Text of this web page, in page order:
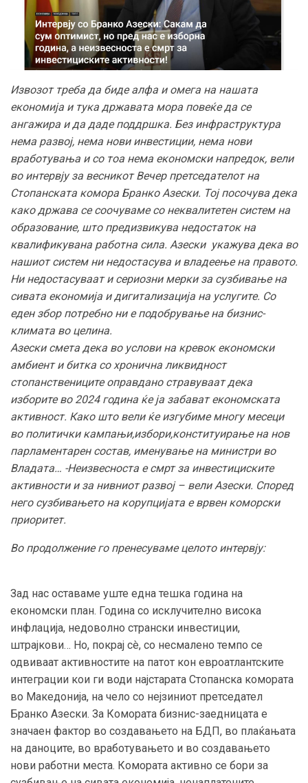
Извозот треба да биде алфа и омега на нашата
економија и тука државата мора повеќе да се
ангажира и да даде поддршка. Без инфраструктура
нема развој, нема нови инвестиции, нема нови
вработувања и со тоа нема економски напредок, вели
во интервју за весникот Вечер претседателот на
Стопанската комора Бранко Азески. Тој посочува дека
како држава се соочуваме со неквалитетен систем на
образование, што предизвикува недостаток на
квалификувана работна сила. Азески укажува дека во
нашиот систем ни недостасува и владеење на правото.
Ни недостасуваат и сериозни мерки за сузбивање на
сивата економија и дигитализација на услугите. Со
еден збор потребно ни е подобрување на бизнис-
климата во целина.
Азески смета дека во услови на кревок економски
амбиент и битка со хронична ликвидност
стопанствениците оправдано стравуваат дека
изборите во 2024 година ќе ја забават економската
активност. Како што вели ќе изгубиме многу месеци
во политички кампањи,избори,конституирање на нов
парламентарен состав, именување на министри во
Владата… -Неизвесноста е смрт за инвестициските
активности и за нивниот развој – вели Азески. Според
него сузбивањето на корупцијата е врвен коморски
приоритет.
Во продолжение го пренесуваме целото интервју:
Зад нас оставаме уште една тешка година на
економски план. Година со исклучително висока
инфлација, недоволно странски инвестиции,
штрајкови… Но, покрај сè, со несмалено темпо се
одвиваат активностите на патот кон евроатлантските
интеграции кои ги води најстарата Стопанска комората
во Македонија, на чело со нејзиниот претседател
Бранко Азески. За Комората бизнис-заедницата е
значаен фактор во создавањето на БДП, во плаќањата
на даноците, во вработувањето и во создавањето
нови работни места. Комората активно се бори за